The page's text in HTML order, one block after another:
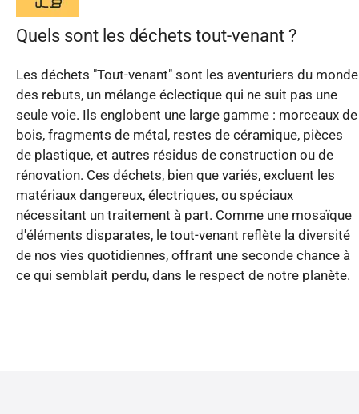
Quels sont les déchets tout-venant ?
Les déchets "Tout-venant" sont les aventuriers du monde
des rebuts, un mélange éclectique qui ne suit pas une
seule voie. Ils englobent une large gamme : morceaux de
bois, fragments de métal, restes de céramique, pièces
de plastique, et autres résidus de construction ou de
rénovation. Ces déchets, bien que variés, excluent les
matériaux dangereux, électriques, ou spéciaux
nécessitant un traitement à part. Comme une mosaïque
d'éléments disparates, le tout-venant reflète la diversité
de nos vies quotidiennes, offrant une seconde chance à
ce qui semblait perdu, dans le respect de notre planète.